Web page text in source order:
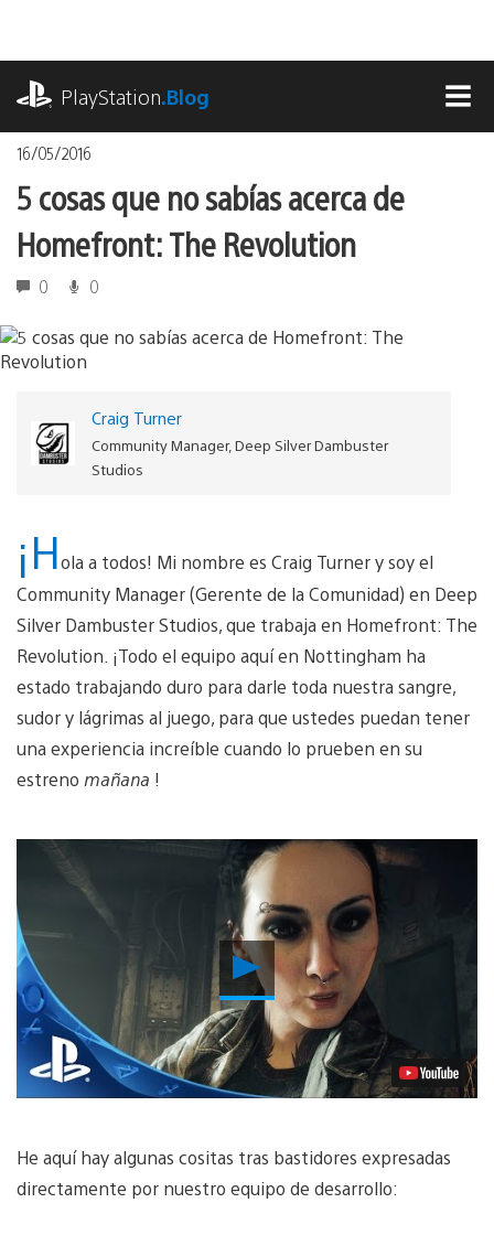
contenido
PlayStation.Blog
16/05/2016
5 cosas que no sabías acerca de
Homefront: The Revolution
0 0
Craig Turner
Community Manager, Deep Silver Dambuster
Studios
¡Hola a todos! Mi nombre es Craig Turner y soy el
Community Manager (Gerente de la Comunidad) en Deep
Silver Dambuster Studios, que trabaja en Homefront: The
Revolution. ¡Todo el equipo aquí en Nottingham ha
estado trabajando duro para darle toda nuestra sangre,
sudor y lágrimas al juego, para que ustedes puedan tener
una experiencia increíble cuando lo prueben en su
estreno mañana !
Reproducir
Video
He aquí hay algunas cositas tras bastidores expresadas
directamente por nuestro equipo de desarrollo: